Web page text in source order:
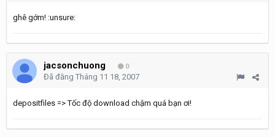
ghê gớm! :unsure:
jacsonchuong 0
Đã đăng Tháng 11 18, 2007
depositfiles => Tốc độ download chậm quá bạn ơi!